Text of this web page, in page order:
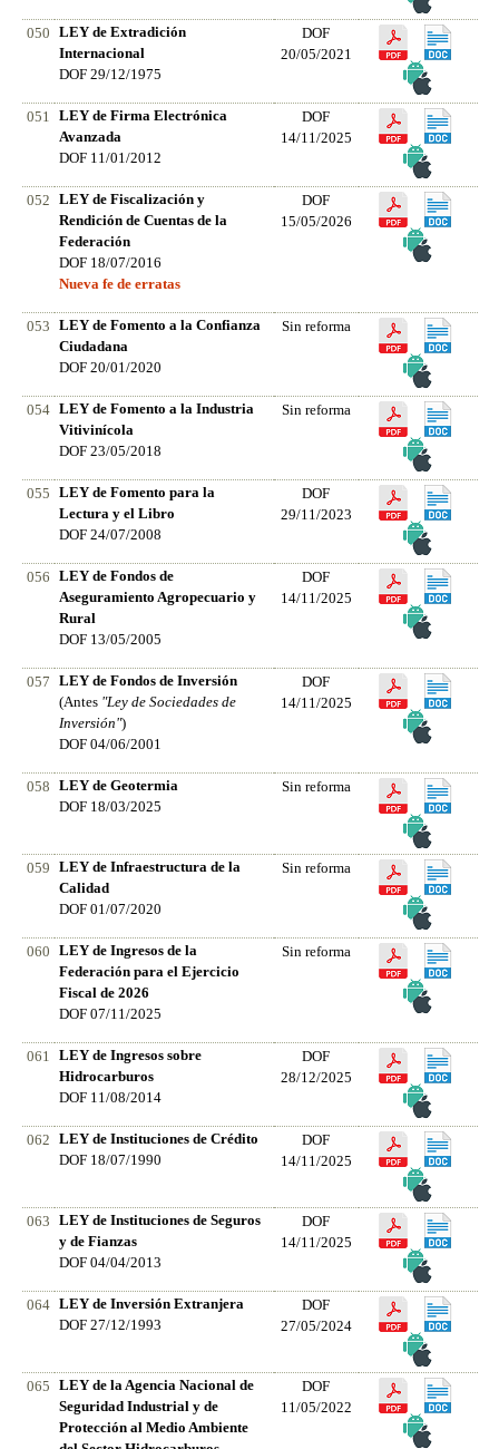
050
LEY de Extradición
Internacional
DOF 29/12/1975
DOF
20/05/2021
051
LEY de Firma Electrónica
Avanzada
DOF 11/01/2012
DOF
14/11/2025
052
LEY de Fiscalización y
Rendición de Cuentas de la
Federación
DOF 18/07/2016
Nueva fe de erratas
DOF
15/05/2026
053
LEY de Fomento a la Confianza
Ciudadana
DOF 20/01/2020
Sin reforma
054 LEY de Fomento a la Industria
Vitivinícola
DOF 23/05/2018
Sin reforma
055
LEY de Fomento para la
Lectura y el Libro
DOF 24/07/2008
DOF
29/11/2023
056
LEY de Fondos de
Aseguramiento Agropecuario y
Rural
DOF 13/05/2005
DOF
14/11/2025
057
LEY de Fondos de Inversión
(Antes "Ley de Sociedades de
Inversión")
DOF 04/06/2001
DOF
14/11/2025
058
LEY de Geotermia
DOF 18/03/2025
Sin reforma
059
LEY de Infraestructura de la
Calidad
DOF 01/07/2020
Sin reforma
060
LEY de Ingresos de la
Federación para el Ejercicio
Fiscal de 2026
DOF 07/11/2025
Sin reforma
061
LEY de Ingresos sobre
Hidrocarburos
DOF 11/08/2014
DOF
28/12/2025
062
LEY de Instituciones de Crédito
DOF 18/07/1990
DOF
14/11/2025
063
LEY de Instituciones de Seguros
y de Fianzas
DOF 04/04/2013
DOF
14/11/2025
064 LEY de Inversión Extranjera
DOF 27/12/1993
DOF
27/05/2024
065
LEY de la Agencia Nacional de
Seguridad Industrial y de
Protección al Medio Ambiente
DOF
11/05/2022